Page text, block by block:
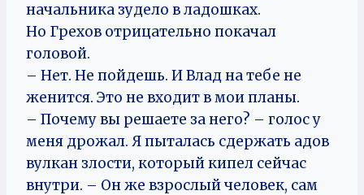
начальника зудело в ладошках.
Но Грехов отрицательно покачал
головой.
– Нет. Не пойдешь. И Влад на тебе не
женится. Это не входит в мои планы.
– Почему вы решаете за него? – голос у
меня дрожал. Я пыталась сдержать адов
вулкан злости, который кипел сейчас
внутри. – Он же взрослый человек, сам